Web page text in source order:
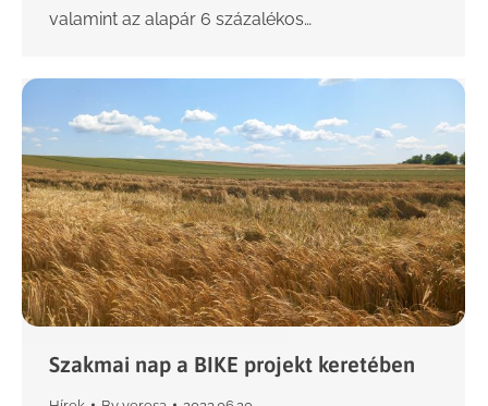
valamint az alapár 6 százalékos…
Szakmai nap a BIKE projekt keretében